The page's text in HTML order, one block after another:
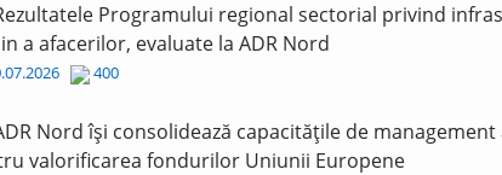
Programului regional sectorial privind
a afacerilor, evaluate la ADR Nord
400
Nord își consolidează capacitățile de
valorificarea fondurilor Uniunii Europene